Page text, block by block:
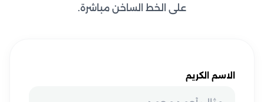
على الخط الساخن مباشرة.
الاسم الكريم